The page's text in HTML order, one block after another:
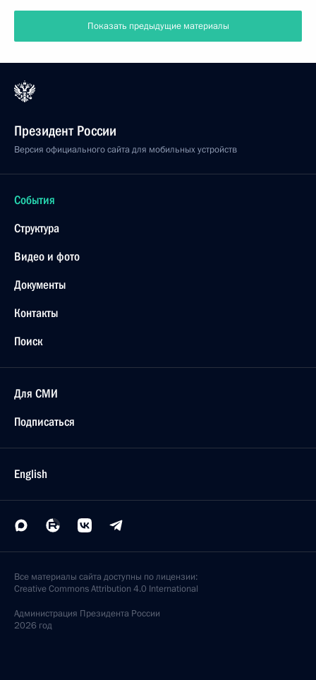
Показать предыдущие материалы
Президент России
Версия официального сайта для мобильных устройств
События
Структура
Видео и фото
Документы
Контакты
Поиск
Для СМИ
Подписаться
English
Все материалы сайта доступны по лицензии:
Creative Commons Attribution 4.0 International
Администрация Президента России
2026 год